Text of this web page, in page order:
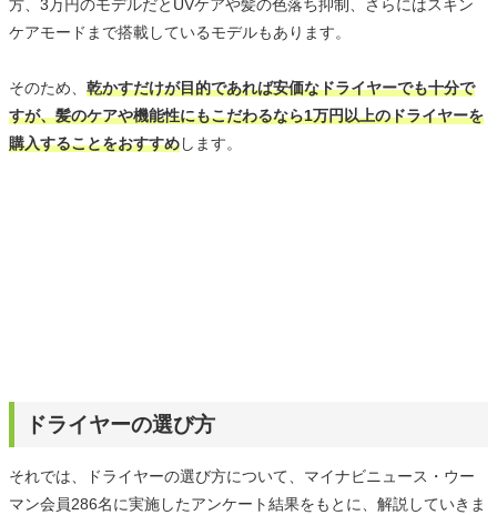
方、3万円のモデルだとUVケアや髪の色落ち抑制、さらにはスキン
ケアモードまで搭載しているモデルもあります。
そのため、 乾かすだけが目的であれば安価なドライヤーでも十分で
すが、髪のケアや機能性にもこだわるなら1万円以上のドライヤーを
購入することをおすすめします。
ドライヤーの選び方
それでは、ドライヤーの選び方について、マイナビニュース・ウー
マン会員286名に実施したアンケート結果をもとに、解説していきま